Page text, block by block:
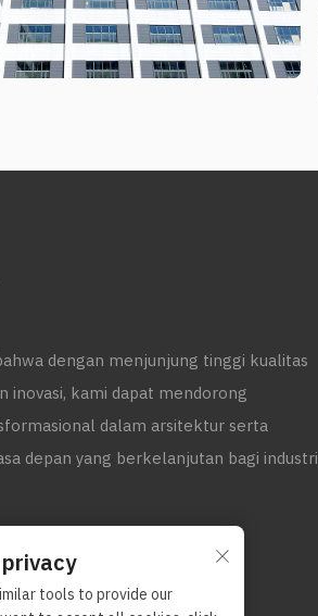
dengan menjunjung tinggi kualitas
inovasi, kami dapat mendorong
dalam arsitektur serta
depan yang berkelanjutan bagi industri
tools to provide our